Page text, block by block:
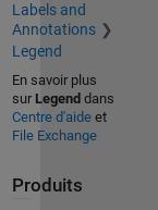
Labels and
Annotations
Legend
En savoir plus
sur Legend dans
Centre d'aideet
File Exchange
Produits